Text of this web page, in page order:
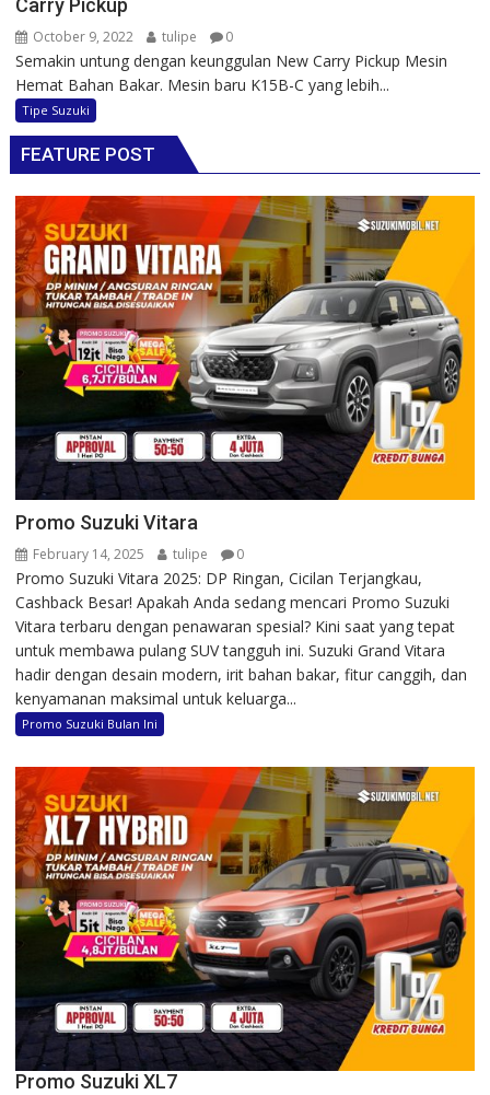
Carry Pickup
October 9, 2022 tulipe 0
Semakin untung dengan keunggulan New Carry Pickup Mesin
Hemat Bahan Bakar. Mesin baru K15B-C yang lebih...
Tipe Suzuki
FEATURE POST
Promo Suzuki Vitara
February 14, 2025 tulipe 0
Promo Suzuki Vitara 2025: DP Ringan, Cicilan Terjangkau,
Cashback Besar! Apakah Anda sedang mencari Promo Suzuki
Vitara terbaru dengan penawaran spesial? Kini saat yang tepat
untuk membawa pulang SUV tangguh ini. Suzuki Grand Vitara
hadir dengan desain modern, irit bahan bakar, fitur canggih, dan
kenyamanan maksimal untuk keluarga...
Promo Suzuki Bulan Ini
Promo Suzuki XL7